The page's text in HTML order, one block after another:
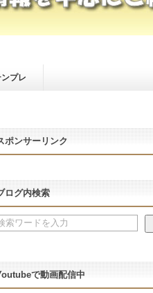
プレ
ポンサーリンク
ログ内検索
で動画配信中